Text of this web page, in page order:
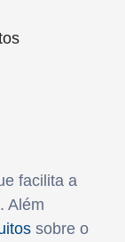
facilita a
Além
sobre o